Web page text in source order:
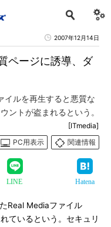
2007年12月14日
ページに誘導、ダ
イルを再生すると悪質な
ントが盗まれるという。
[ITmedia]
PC用表示
関連情報
LINE Hatena
Real Mediaファイル
ているという。セキュリ